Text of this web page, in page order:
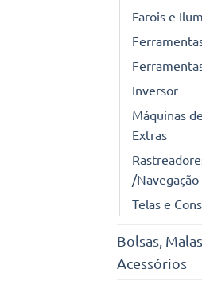
Farois e
Inversor
Máquinas
Extras
/Navegação
Telas e
Bolsas,
Acessórios